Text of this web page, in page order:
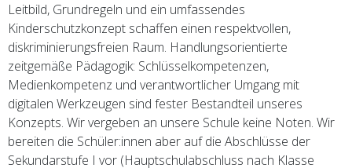
Leitbild, Grundregeln und ein umfassendes
Kinderschutzkonzept schaffen einen respektvollen,
diskriminierungsfreien Raum. Handlungsorientierte
zeitgemäße Pädagogik: Schlüsselkompetenzen,
Medienkompetenz und verantwortlicher Umgang mit
digitalen Werkzeugen sind fester Bestandteil unseres
Konzepts. Wir vergeben an unsere Schule keine Noten. Wir
bereiten die Schüler:innen aber auf die Abschlüsse der
Sekundarstufe I vor (Hauptschulabschluss nach Klasse